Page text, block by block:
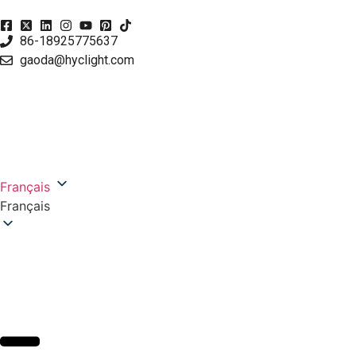
86-18925775637
gaoda@hyclight.com
Français
Français